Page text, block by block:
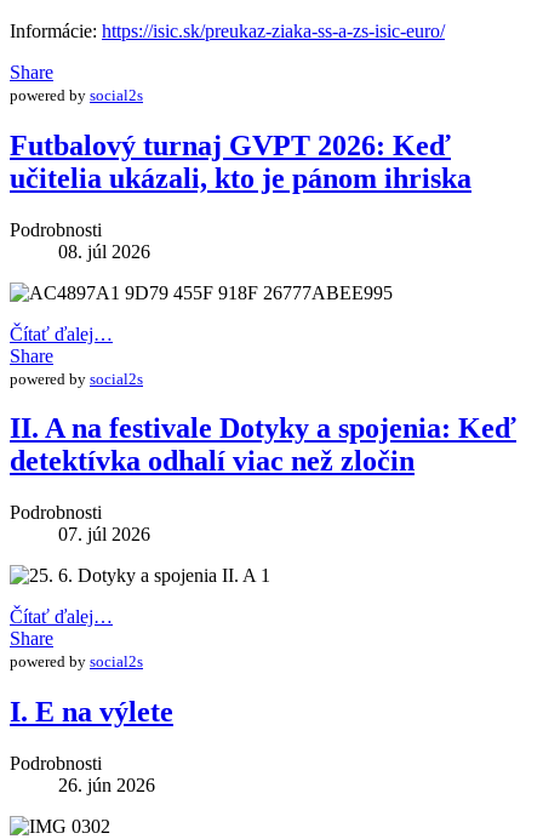
Informácie: https://isic.sk/preukaz-ziaka-ss-a-zs-isic-euro/
Share
powered by social2s
Futbalový turnaj GVPT 2026: Keď
učitelia ukázali, kto je pánom ihriska
Podrobnosti
08. júl 2026
Čítať ďalej…
Share
powered by social2s
II. A na festivale Dotyky a spojenia: Keď
detektívka odhalí viac než zločin
Podrobnosti
07. júl 2026
Čítať ďalej…
Share
powered by social2s
I. E na výlete
Podrobnosti
26. jún 2026